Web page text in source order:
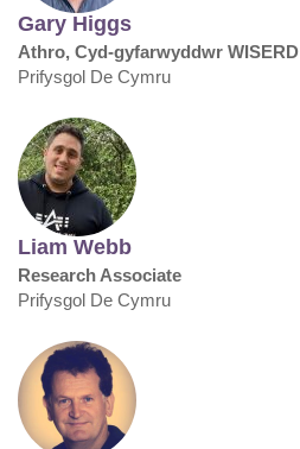
Gary Higgs
Athro, Cyd-gyfarwyddwr WISERD
Prifysgol De Cymru
Liam Webb
Research Associate
Prifysgol De Cymru